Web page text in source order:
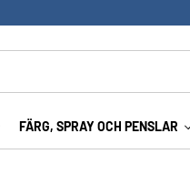
FÄRG, SPRAY OCH PENSLAR